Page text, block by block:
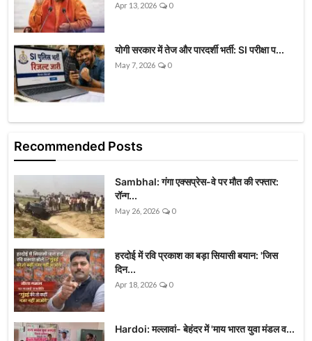
Apr 13, 2026 0
योगी सरकार में तेज और पारदर्शी भर्ती: SI परीक्षा प...
May 7, 2026 0
Recommended Posts
Sambhal: गंगा एक्सप्रेस-वे पर मौत की रफ्तार:
रॉन्ग...
May 26, 2026 0
हरदोई में रवि प्रकाश का बड़ा सियासी बयान: 'जिस
दिन...
Apr 18, 2026 0
Hardoi: मल्लावां- बेहंदर में 'माय भारत युवा मंडल व...